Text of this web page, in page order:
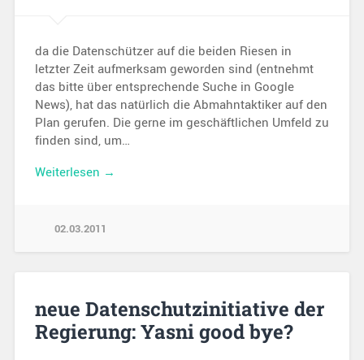
da die Datenschützer auf die beiden Riesen in
letzter Zeit aufmerksam geworden sind (entnehmt
das bitte über entsprechende Suche in Google
News), hat das natürlich die Abmahntaktiker auf den
Plan gerufen. Die gerne im geschäftlichen Umfeld zu
finden sind, um…
Weiterlesen →
02.03.2011
neue Datenschutzinitiative der
Regierung: Yasni good bye?